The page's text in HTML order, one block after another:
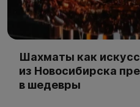
Шахматы как
из Новосибирска
в шедевры